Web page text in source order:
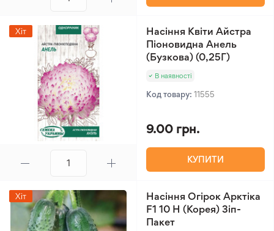
Хіт
Насіння Квіти Айстра
Піоновидна Анель
(Бузкова) (0,25Г)
В наявності
Код товару: 11555
9.00 грн.
КУПИТИ
Хіт
Насіння Огірок Арктіка
F1 10 Н (Корея) Зіп-
Пакет